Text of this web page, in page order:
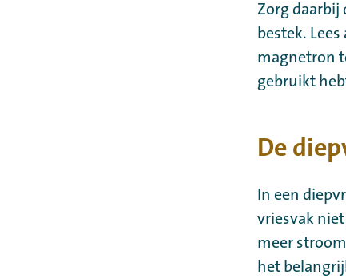
Zorg daarbij
bestek.
magnetron
gebruikt
De
In een
vriesvak
meer
het